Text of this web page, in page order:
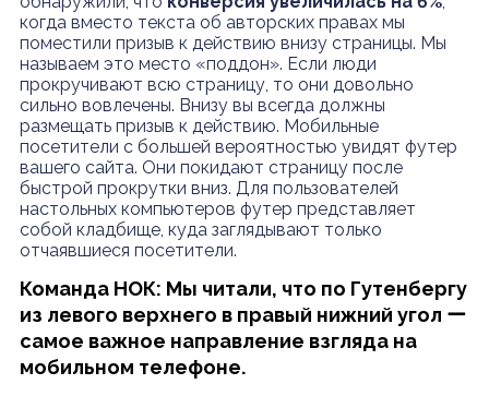
когда вместо текста об авторских правах мы
поместили призыв к действию внизу страницы. Мы
называем это место «поддон». Если люди
прокручивают всю страницу, то они довольно
сильно вовлечены. Внизу вы всегда должны
размещать призыв к действию. Мобильные
посетители с большей вероятностью увидят футер
вашего сайта. Они покидают страницу после
быстрой прокрутки вниз. Для пользователей
настольных компьютеров футер представляет
собой кладбище, куда заглядывают только
отчаявшиеся посетители.
Команда НОК: Мы читали, что по Гутенбергу
из левого верхнего в правый нижний угол ー
самое важное направление взгляда на
мобильном телефоне.